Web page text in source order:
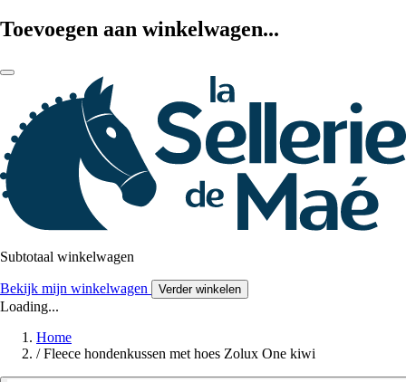
Toevoegen aan winkelwagen...
Subtotaal winkelwagen
Bekijk mijn winkelwagen Verder winkelen
Loading...
Home
/ Fleece hondenkussen met hoes Zolux One kiwi